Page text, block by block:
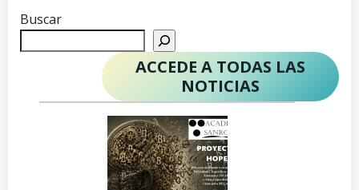
Buscar
ACCEDE A TODAS LAS
NOTICIAS